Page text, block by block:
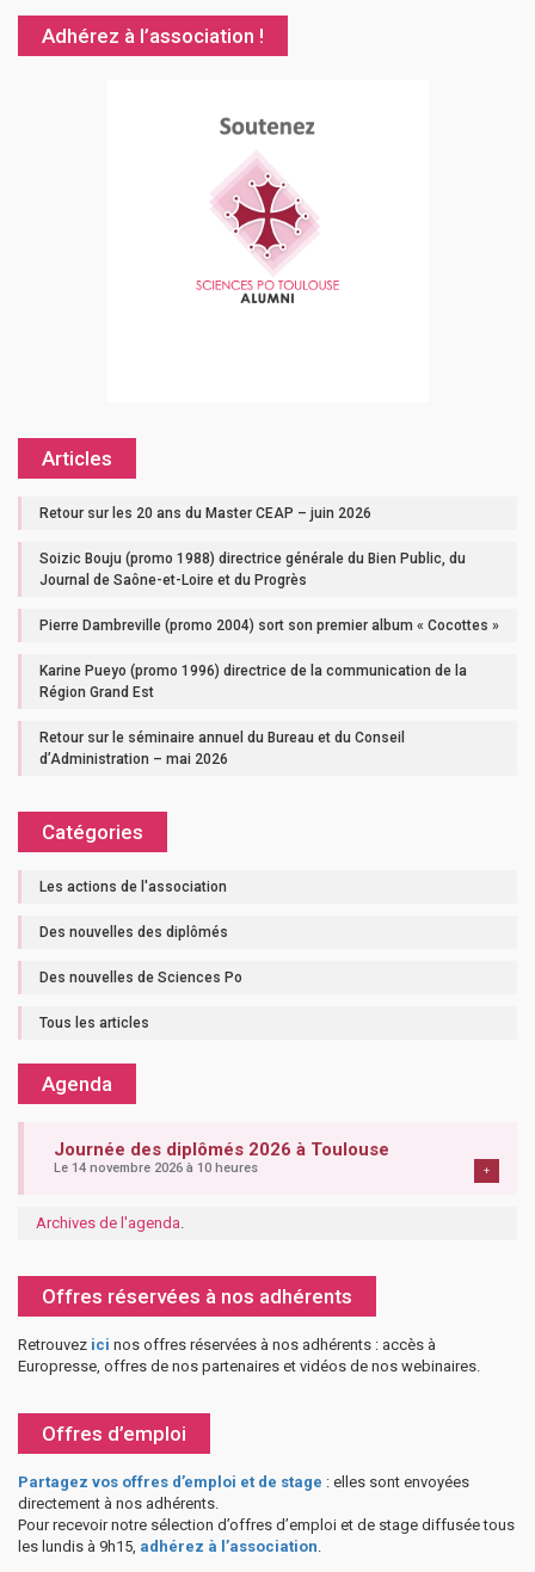
Adhérez à l’association !
Articles
Retour sur les 20 ans du Master CEAP – juin 2026
Soizic Bouju (promo 1988) directrice générale du Bien Public, du
Journal de Saône-et-Loire et du Progrès
Pierre Dambreville (promo 2004) sort son premier album « Cocottes »
Karine Pueyo (promo 1996) directrice de la communication de la
Région Grand Est
Retour sur le séminaire annuel du Bureau et du Conseil
d’Administration – mai 2026
Catégories
Les actions de l'association
Des nouvelles des diplômés
Des nouvelles de Sciences Po
Tous les articles
Agenda
Journée des diplômés 2026 à Toulouse
Le 14 novembre 2026 à 10 heures +
Archives de l'agenda
Offres réservées à nos adhérents
Retrouvez ici nos offres réservées à nos adhérents : accès à
Europresse, offres de nos partenaires et vidéos de nos webinaires.
Offres d’emploi
Partagez vos offres d’emploi et de stage : elles sont envoyées
directement à nos adhérents.
Pour recevoir notre sélection d’offres d’emploi et de stage diffusée tous
les lundis à 9h15, adhérez à l’association